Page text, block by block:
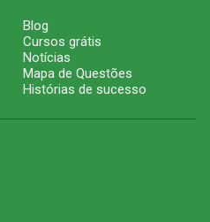
Blog
Cursos grátis
Notícias
Mapa de Questões
Histórias de sucesso